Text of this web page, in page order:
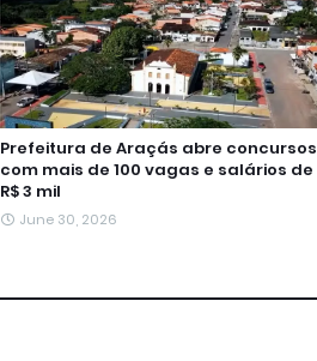
Prefeitura de Araçás abre concursos
com mais de 100 vagas e salários de
R$ 3 mil
June 30, 2026